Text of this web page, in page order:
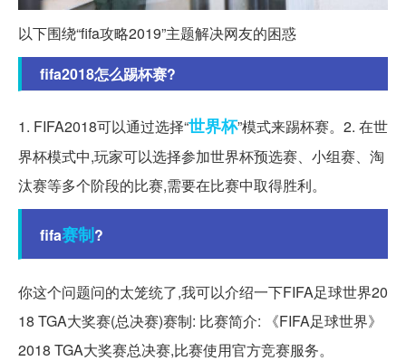
以下围绕“fifa攻略2019”主题解决网友的困惑
fifa2018怎么踢杯赛?
1. FIFA2018可以通过选择“世界杯”模式来踢杯赛。2. 在世
界杯模式中,玩家可以选择参加世界杯预选赛、小组赛、淘
汰赛等多个阶段的比赛,需要在比赛中取得胜利。
fifa赛制?
你这个问题问的太笼统了,我可以介绍一下FIFA足球世界20
18 TGA大奖赛(总决赛)赛制: 比赛简介: 《FIFA足球世界》
2018 TGA大奖赛总决赛,比赛使用官方竞赛服务。